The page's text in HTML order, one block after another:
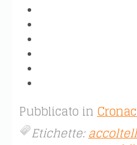
Pubblicato in
Etichette: